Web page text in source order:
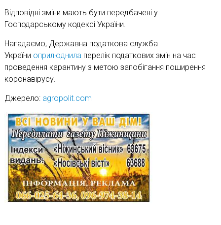
Відповідні зміни мають бути передбачені у
Господарському кодексі України.
Нагадаємо, Державна податкова служба
України оприлюднила перелік податкових змін на час
проведення карантину з метою запобігання поширення
коронавірусу.
Джерело: agropolit.com